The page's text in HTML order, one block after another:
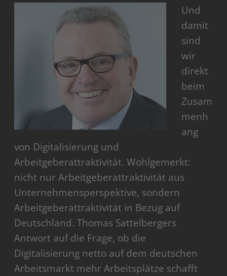
Und
damit
sind
wir
direkt
beim
Zusam
menh
ang
von Digitalisierung und
Arbeitgeberattraktivität. Wohlgemerkt:
nicht nur Arbeitgeberattraktivität aus
Unternehmensperspektive, sondern
Arbeitgeberattraktivität in Bezug auf
Deutschland. Thomas Sattelbergers
Antwort auf die Frage, ob die
Digitalisierung netto auf dem deutschen
Arbeitsmarkt mehr Arbeitsplätze schafft